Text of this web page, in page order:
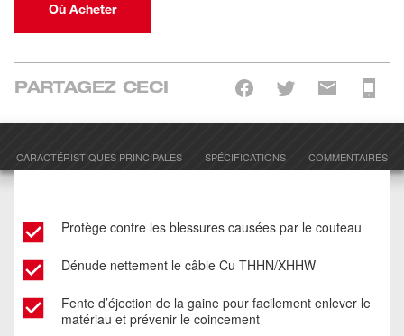
Où Acheter
PARTAGEZ CECI
CARACTÉRISTIQUES PRINCIPALES SPÉCIFICATIONS COMMENTAIRES
Protège contre les blessures causées par le couteau
Dénude nettement le câble Cu THHN/XHHW
Fente d’éjection de la gaine pour facilement enlever le
matériau et prévenir le coincement